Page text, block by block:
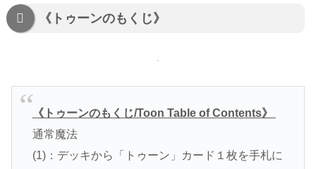
《トゥーンのもくじ》
《トゥーンのもくじ/Toon Table of Contents》
通常魔法
(1)：デッキから「トゥーン」カード１枚を手札に